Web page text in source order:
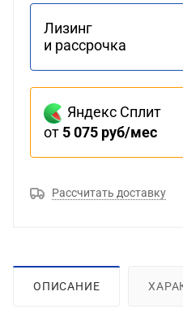
Лизинг
и рассрочка
Яндекс Сплит
от 5 075 руб/мес
Рассчитать доставку
ОПИСАНИЕ